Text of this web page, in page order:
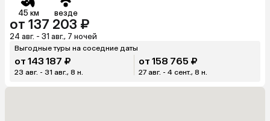
45 км везде
от 137 203 ₽
24 авг. - 31 авг., 7 ночей
Выгодные туры на соседние даты
от 143 187 ₽
23 авг. - 31 авг., 8 н.
от 158 765 ₽
27 авг. - 4 сент., 8 н.